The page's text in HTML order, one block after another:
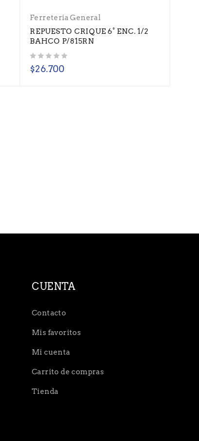
Ferretería General
REPUESTO CRIQUE 6° ENC. 1/2
BAHCO P/815RN
$26.700
CUENTA
Contacto
Mis favoritos
Mi cuenta
Carrito de compras
Tienda